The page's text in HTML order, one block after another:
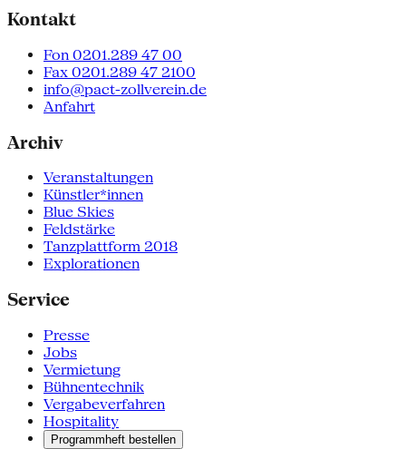
Kontakt
Fon 0201.289 47 00
Fax 0201.289 47 2100
info@pact-zollverein.de
Anfahrt
Archiv
Veranstaltungen
Künstler*innen
Blue Skies
Feldstärke
Tanzplattform 2018
Explorationen
Service
Presse
Jobs
Vermietung
Bühnentechnik
Vergabeverfahren
Hospitality
Programmheft bestellen